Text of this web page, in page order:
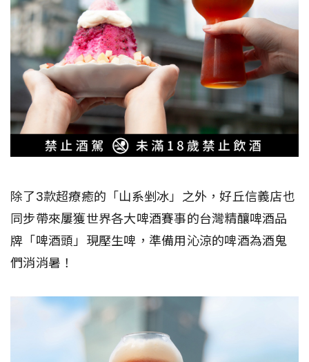
除了3款超療癒的「山系剉冰」之外，好丘信義店也
同步帶來屢獲世界各大啤酒賽事的台灣精釀啤酒品
牌「啤酒頭」現壓生啤，準備用沁涼的啤酒為酒鬼
們消消暑！